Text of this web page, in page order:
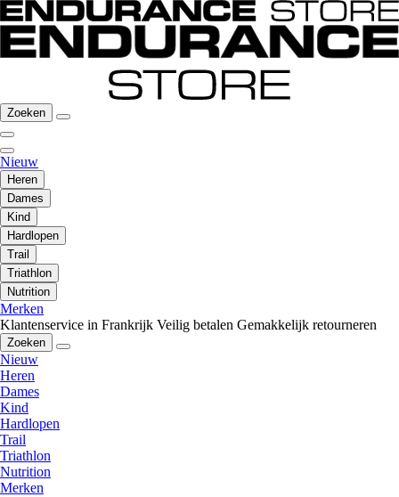
Zoeken
Nieuw
Heren
Dames
Kind
Hardlopen
Trail
Triathlon
Nutrition
Merken
Klantenservice in Frankrijk Veilig betalen Gemakkelijk retourneren
Zoeken
Nieuw
Heren
Dames
Kind
Hardlopen
Trail
Triathlon
Nutrition
Merken